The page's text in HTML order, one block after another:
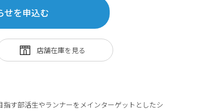
せを申込む
指す部活生やランナーをメインターゲットとしたシ